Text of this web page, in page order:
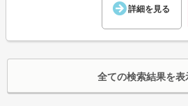
詳細を見る
全ての検索結果を表